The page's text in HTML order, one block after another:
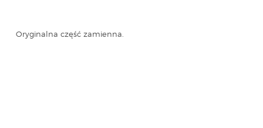
Oryginalna część zamienna.